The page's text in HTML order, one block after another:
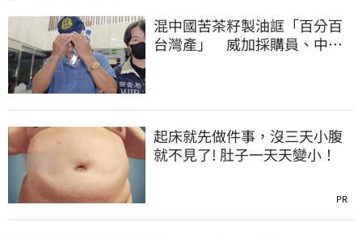
混中國苦茶籽製油誆「百分百
台灣產」 威加採購員、中間
起床就先做件事，沒三天小腹
就不見了! 肚子一天天變小！
PR